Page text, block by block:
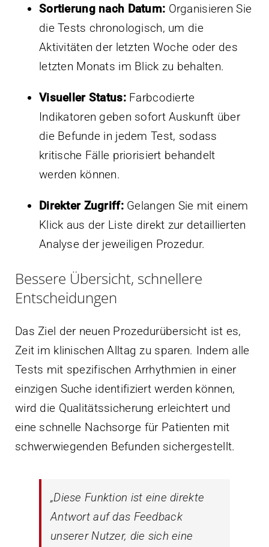
Sortierung nach Datum: Organisieren Sie
die Tests chronologisch, um die
Aktivitäten der letzten Woche oder des
letzten Monats im Blick zu behalten.
Visueller Status:Farbcodierte
Indikatoren geben sofort Auskunft über
die Befunde in jedem Test, sodass
kritische Fälle priorisiert behandelt
werden können.
Direkter Zugriff:Gelangen Sie mit einem
Klick aus der Liste direkt zur detaillierten
Analyse der jeweiligen Prozedur.
Bessere Übersicht, schnellere
Entscheidungen
Das Ziel der neuen Prozedurübersicht ist es,
Zeit im klinischen Alltag zu sparen. Indem alle
Tests mit spezifischen Arrhythmien in einer
einzigen Suche identifiziert werden können,
wird die Qualitätssicherung erleichtert und
eine schnelle Nachsorge für Patienten mit
schwerwiegenden Befunden sichergestellt.
„Diese Funktion ist eine direkte
Antwort auf das Feedback
unserer Nutzer, die sich eine